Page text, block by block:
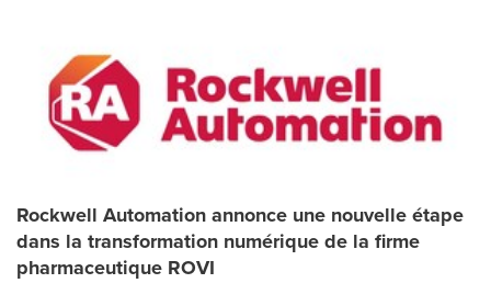
Rockwell Automation annonce une nouvelle étape
dans la transformation numérique de la firme
pharmaceutique ROVI